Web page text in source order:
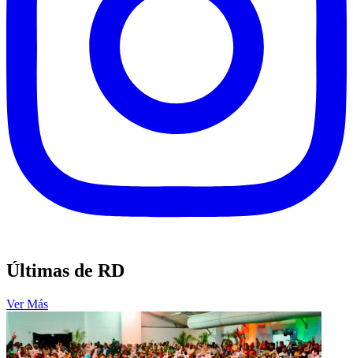
Últimas de RD
Ver Más